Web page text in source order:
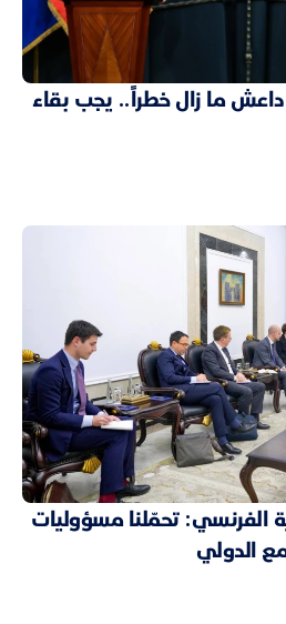
داعش ما زال خطراً.. يجب بقاء
الفرنسي: تحمّلنا مسؤوليات
الدولي